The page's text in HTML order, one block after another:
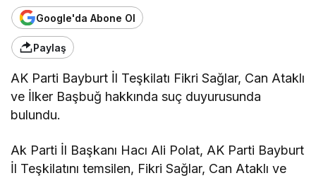
Google'da Abone Ol
Paylaş
AK Parti Bayburt İl Teşkilatı Fikri Sağlar, Can Ataklı
ve İlker Başbuğ hakkında suç duyurusunda
bulundu.
Ak Parti İl Başkanı Hacı Ali Polat, AK Parti Bayburt
İl Teşkilatını temsilen, Fikri Sağlar, Can Ataklı ve